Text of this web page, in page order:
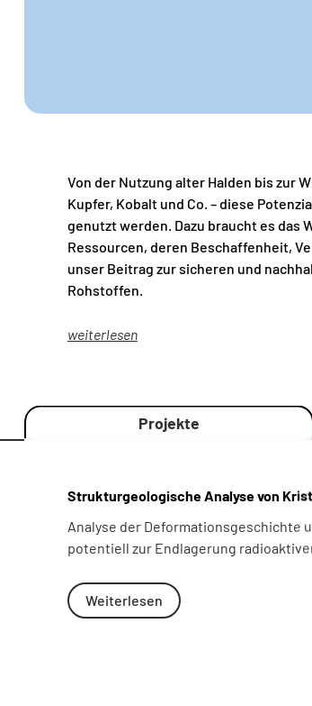
Von der Nutzung alter Halden bis zur
Kupfer, Kobalt und Co. – diese
genutzt werden. Dazu braucht es das
Ressourcen, deren Beschaffenheit,
unser Beitrag zur sicheren und
Rohstoffen.
weiterlesen
Projekte
Strukturgeologische Analyse von
Analyse der Deformationsgeschichte
potentiell zur Endlagerung
Weiterlesen